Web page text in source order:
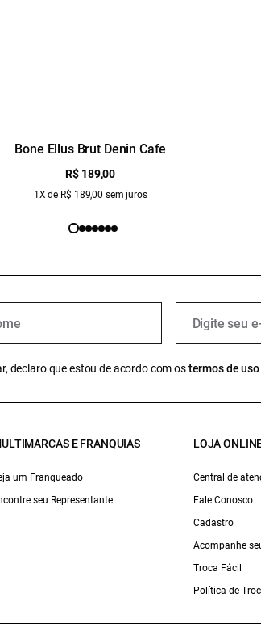
Bone Ellus Brut Denin Cafe
R$ 189,00
1X de R$ 189,00 sem juros
declaro que estou de acordo com ostermos de
E FRANQUIAS
um Franqueado
seu Representante
LOJA
Central de
Fale Conosco
Cadastro
Acompanhe
Troca Fácil
Política de